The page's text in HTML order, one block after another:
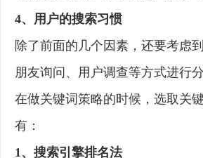
4、用户的搜索习惯
除了前面的几个因素，还要考虑
朋友询问、用户调查等方式进行分
在做关键词策略的时候，选取关
有：
1、搜索引擎排名法